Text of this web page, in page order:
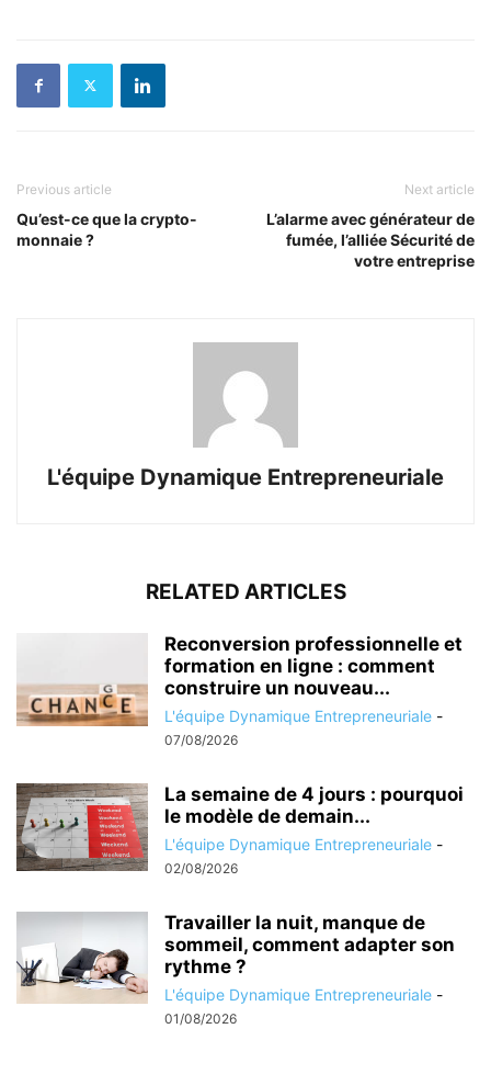
Previous article
Qu’est-ce que la crypto-
monnaie ?
Next article
L’alarme avec générateur de
fumée, l’alliée Sécurité de
votre entreprise
L'équipe Dynamique Entrepreneuriale
RELATED ARTICLES
Reconversion professionnelle et
formation en ligne : comment
construire un nouveau...
L'équipe Dynamique Entrepreneuriale -
07/08/2026
La semaine de 4 jours : pourquoi
le modèle de demain...
L'équipe Dynamique Entrepreneuriale -
02/08/2026
Travailler la nuit, manque de
sommeil, comment adapter son
rythme ?
L'équipe Dynamique Entrepreneuriale -
01/08/2026